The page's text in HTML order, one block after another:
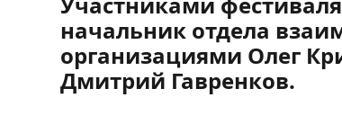
начальник отдела
организациями Олег
Дмитрий Гавренков.